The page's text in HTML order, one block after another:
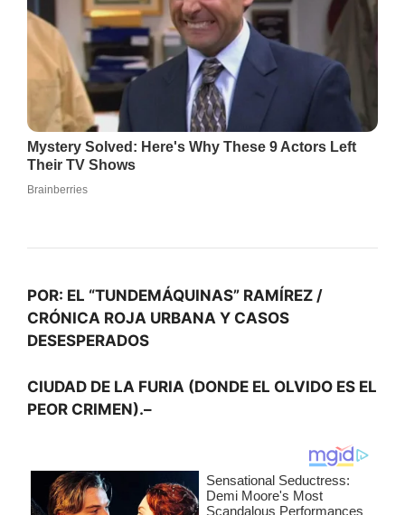
POR: EL “TUNDEMÁQUINAS” RAMÍREZ /
CRÓNICA ROJA URBANA Y CASOS
DESESPERADOS
CIUDAD DE LA FURIA (DONDE EL OLVIDO ES EL
PEOR CRIMEN).–